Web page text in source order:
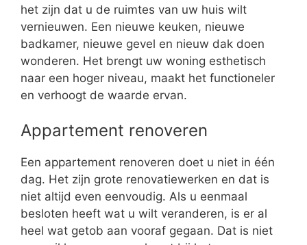
het zijn dat u de ruimtes van uw huis wilt
vernieuwen. Een nieuwe keuken, nieuwe
badkamer, nieuwe gevel en nieuw dak doen
wonderen. Het brengt uw woning esthetisch
naar een hoger niveau, maakt het functioneler
en verhoogt de waarde ervan.
Appartement renoveren
Een appartement renoveren doet u niet in één
dag. Het zijn grote renovatiewerken en dat is
niet altijd even eenvoudig. Als u eenmaal
besloten heeft wat u wilt veranderen, is er al
heel wat getob aan vooraf gegaan. Dat is niet